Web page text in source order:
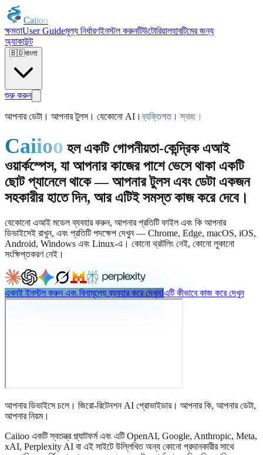
Caiioo
ক্ষমতাUser Guideমূল্য নির্ধারণইনস্টল করুনটিউটোরিয়ালহাবটিমের জন্য
অ্যাকাউন্ট
🇧🇩বাংলা
শুরু করুন
আপনার ডেটা। আপনার টুলস। যেকোনো AI। ব্যক্তিগত। স্বচ্ছ।
Caiioo হল একটি গোপনীয়তা-কেন্দ্রিক এআই
ওয়ার্কস্পেস, যা আপনার কাজের পাশে ভেসে থাকা একটি
ছোট প্যানেলে থাকে — আপনার টুলস এবং ডেটা একজন
সহকারীর হাতে দিন, আর এটিই সমস্ত কাজ করে দেবে।
যেকোনো এআই মডেল ব্যবহার করুন, আপনার প্রতিটি ফাইল এবং কি আপনার
ডিভাইসেই রাখুন, এবং প্রতিটি পদক্ষেপ দেখুন — Chrome, Edge, macOS, iOS,
Android, Windows এবং Linux-এ। কোনো থ্রটলিং নেই, কোনো লুকানো
সংক্ষিপ্তকরণ নেই।
এখনই ইনস্টল করুন এবং বিনামূল্যে ব্যবহার করে দেখুন!এটি কীভাবে কাজ করে দেখুন
আপনার ডিভাইসে চলে। জিরো-রিটেনশন AI প্রোভাইডার। আপনার কি, আপনার ডেটা,
আপনার নিয়ম।
Caiioo একটি স্বতন্ত্র প্ল্যাটফর্ম এবং এটি OpenAI, Google, Anthropic, Meta,
xAI, Perplexity AI বা এই সাইটে উল্লিখিত অন্য কোনো প্রদানকারীর সাথে